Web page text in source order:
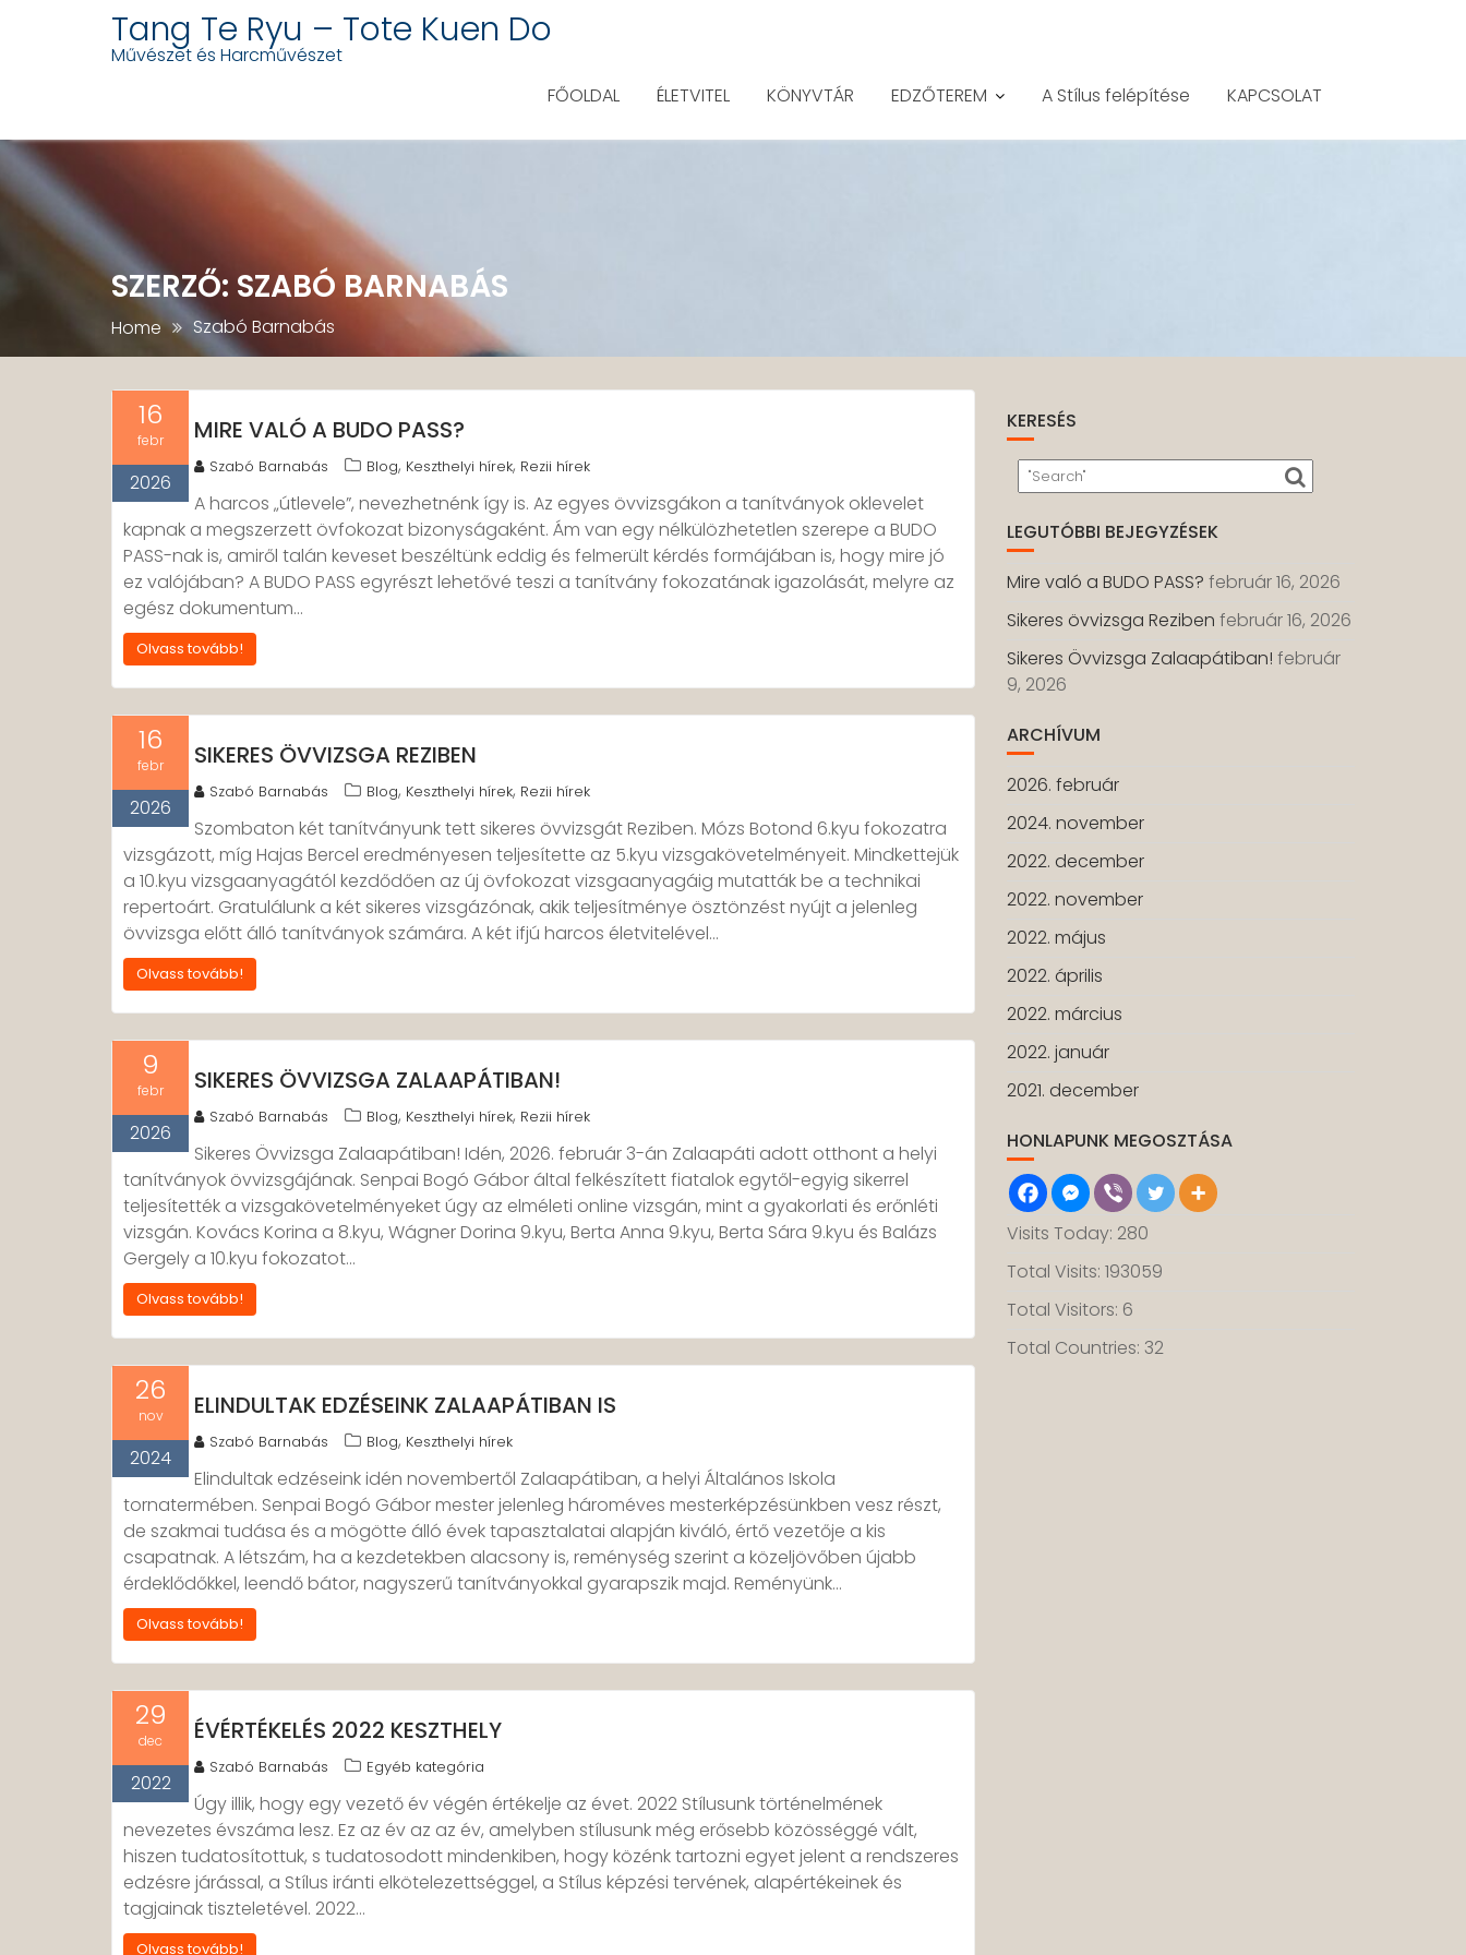
Skip
to
content
Tang Te Ryu – Tote Kuen Do
Művészet és Harcművészet
FŐOLDAL
ÉLETVITEL KÖNYVTÁR EDZŐTEREM A Stílus felépítése KAPCSOLAT
SZERZŐ: SZABÓ BARNABÁS
Home Szabó Barnabás
16
febr
2026
MIRE VALÓ A BUDO PASS?
Szabó Barnabás Blog, Keszthelyi hírek, Rezii hírek
A harcos „útlevele”, nevezhetnénk így is. Az egyes övvizsgákon a tanítványok oklevelet
kapnak a megszerzett övfokozat bizonyságaként. Ám van egy nélkülözhetetlen szerepe a BUDO
PASS-nak is, amiről talán keveset beszéltünk eddig és felmerült kérdés formájában is, hogy mire jó
ez valójában? A BUDO PASS egyrészt lehetővé teszi a tanítvány fokozatának igazolását, melyre az
egész dokumentum…
Olvass tovább!
16
febr
2026
SIKERES ÖVVIZSGA REZIBEN
Szabó Barnabás Blog, Keszthelyi hírek, Rezii hírek
Szombaton két tanítványunk tett sikeres övvizsgát Reziben. Mózs Botond 6.kyu fokozatra
vizsgázott, míg Hajas Bercel eredményesen teljesítette az 5.kyu vizsgakövetelményeit. Mindkettejük
a 10.kyu vizsgaanyagától kezdődően az új övfokozat vizsgaanyagáig mutatták be a technikai
repertoárt. Gratulálunk a két sikeres vizsgázónak, akik teljesítménye ösztönzést nyújt a jelenleg
övvizsga előtt álló tanítványok számára. A két ifjú harcos életvitelével…
Olvass tovább!
9
febr
2026
SIKERES ÖVVIZSGA ZALAAPÁTIBAN!
Szabó Barnabás Blog, Keszthelyi hírek, Rezii hírek
Sikeres Övvizsga Zalaapátiban! Idén, 2026. február 3-án Zalaapáti adott otthont a helyi
tanítványok övvizsgájának. Senpai Bogó Gábor által felkészített fiatalok egytől-egyig sikerrel
teljesítették a vizsgakövetelményeket úgy az elméleti online vizsgán, mint a gyakorlati és erőnléti
vizsgán. Kovács Korina a 8.kyu, Wágner Dorina 9.kyu, Berta Anna 9.kyu, Berta Sára 9.kyu és Balázs
Gergely a 10.kyu fokozatot…
Olvass tovább!
26
nov
2024
ELINDULTAK EDZÉSEINK ZALAAPÁTIBAN IS
Szabó Barnabás Blog, Keszthelyi hírek
Elindultak edzéseink idén novembertől Zalaapátiban, a helyi Általános Iskola
tornatermében. Senpai Bogó Gábor mester jelenleg hároméves mesterképzésünkben vesz részt,
de szakmai tudása és a mögötte álló évek tapasztalatai alapján kiváló, értő vezetője a kis
csapatnak. A létszám, ha a kezdetekben alacsony is, reménység szerint a közeljövőben újabb
érdeklődőkkel, leendő bátor, nagyszerű tanítványokkal gyarapszik majd. Reményünk…
Olvass tovább!
29
dec
2022
ÉVÉRTÉKELÉS 2022 KESZTHELY
Szabó Barnabás Egyéb kategória
Úgy illik, hogy egy vezető év végén értékelje az évet. 2022 Stílusunk történelmének
nevezetes évszáma lesz. Ez az év az az év, amelyben stílusunk még erősebb közösséggé vált,
hiszen tudatosítottuk, s tudatosodott mindenkiben, hogy közénk tartozni egyet jelent a rendszeres
edzésre járással, a Stílus iránti elkötelezettséggel, a Stílus képzési tervének, alapértékeinek és
tagjainak tiszteletével. 2022…
Olvass tovább!
KERESÉS
LEGUTÓBBI BEJEGYZÉSEK
Mire való a BUDO PASS? február 16, 2026
Sikeres övvizsga Reziben február 16, 2026
Sikeres Övvizsga Zalaapátiban! február
9, 2026
ARCHÍVUM
2026. február
2024. november
2022. december
2022. november
2022. május
2022. április
2022. március
2022. január
2021. december
HONLAPUNK MEGOSZTÁSA
Visits Today: 280
Total Visits: 193059
Total Visitors: 6
Total Countries: 32